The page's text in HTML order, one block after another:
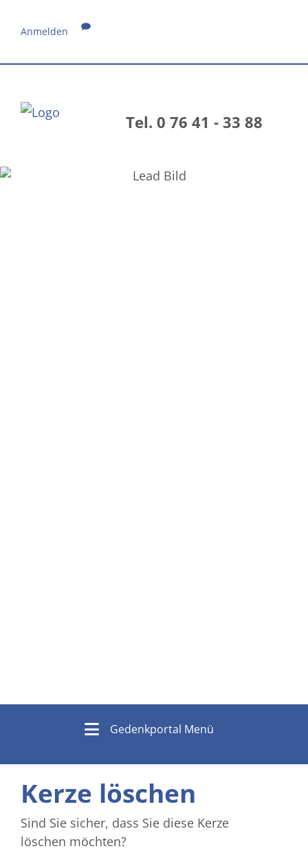
Anmelden
Tel. 0 76 41 - 33 88
Gedenkportal Menü
Kerze löschen
Sind Sie sicher, dass Sie diese Kerze
löschen möchten?